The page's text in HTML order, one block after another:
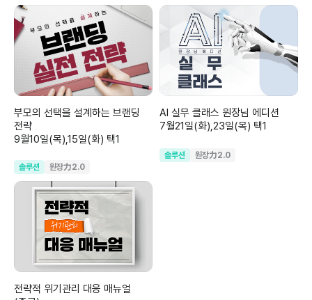
부모의 선택을 설계하는 브랜딩
전략
9월10일(목),15일(화) 택1
솔루션 원장力2.0
AI 실무 클래스 원장님 에디션
7월21일(화),23일(목) 택1
솔루션 원장力2.0
전략적 위기관리 대응 매뉴얼